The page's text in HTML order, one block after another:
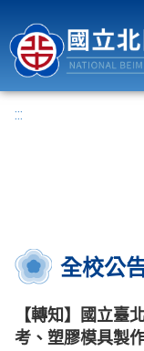
:::
全校公
【轉知】國立臺
考、塑膠模具製